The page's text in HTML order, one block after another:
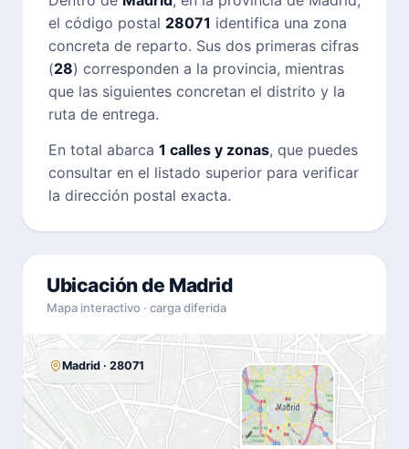
el código postal 28071 identifica una zona
concreta de reparto. Sus dos primeras cifras
(28) corresponden a la provincia, mientras
que las siguientes concretan el distrito y la
ruta de entrega.
En total abarca 1 calles y zonas, que puedes
consultar en el listado superior para verificar
la dirección postal exacta.
Ubicación de Madrid
Mapa interactivo · carga diferida
Madrid · 28071